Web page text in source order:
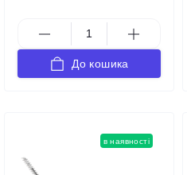
До кошика
в наявності